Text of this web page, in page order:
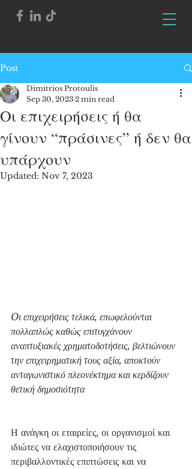
Post
Οι επιχειρήσεις ή θα
γίνουν “πράσινες” ή δεν θα
υπάρχουν
Dimitrios Protoulis
Sep 30, 2023 2 min read
Updated: Nov 7, 2023
Oι επιχειρήσεις τελικά, επωφελούνται
πολλαπλώς καθώς επιτυγχάνουν
αναπτυξιακές χρηματοδοτήσεις, βελτιώνουν
την επιχειρηματική τους αξία, αποκτούν
ανταγωνιστικό πλεονέκτημα και κερδίζουν
θετική δημοσιότητα
Η ανάγκη οι εταιρείες, οι οργανισμοί και
ιδιώτες να ελαχιστοποιήσουν τις
περιβαλλοντικές επιπτώσεις και να